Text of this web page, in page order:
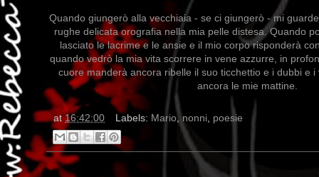
Quando giungerò alla vecchiaia - se ci giungerò - mi
rughe delicata orografia nella mia pelle distesa. Quando
lasciato le lacrime e le ansie e il mio corpo risponderà
quando vedrò la mia vita scorrere in vene azzurre, in
cuore manderà ancora ribelle il suo ticchettio e i dubbi e
ancora le mie mattine.
at16:42:00 Labels: Mario,nonni, poesie